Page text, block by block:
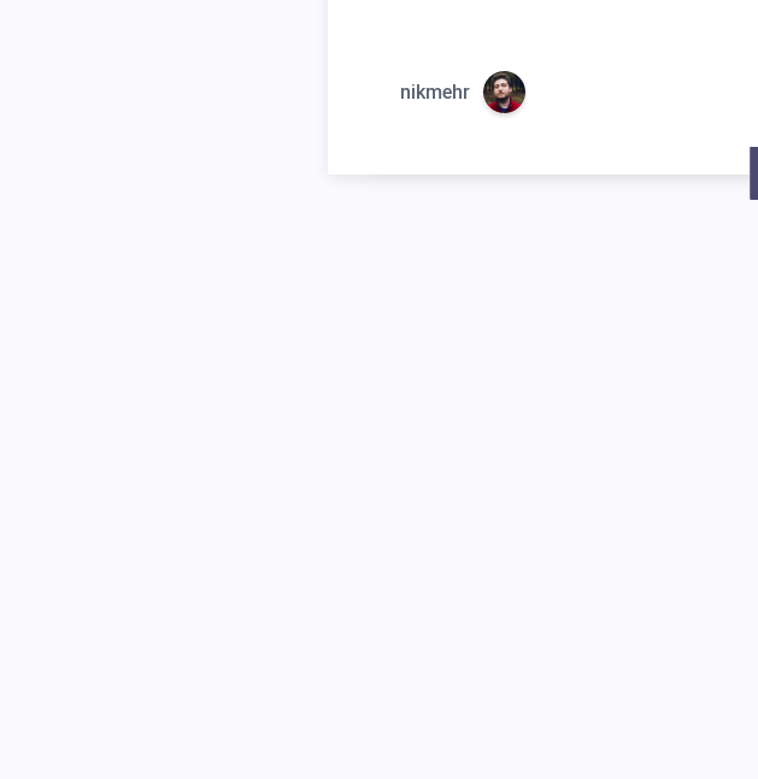
nikmehr